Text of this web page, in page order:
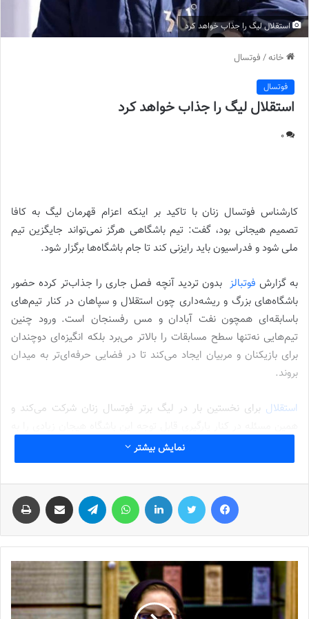
استقلال لیگ را جذاب خواهد کرد
خانه/ فوتسال
فوتسال
استقلال لیگ را جذاب خواهد کرد
0
کارشناس فوتسال زنان با تاکید بر اینکه اعزام قهرمان لیگ به کافا
تصمیم هیجانی بود، گفت: تیم باشگاهی هرگز نمی‌تواند جایگزین تیم
ملی شود و فدراسیون باید رایزنی کند تا جام باشگاه‌ها برگزار شود.
به گزارش فوتبالز بدون تردید آنچه فصل جاری را جذاب‌تر کرده حضور
باشگاه‌های بزرگ و ریشه‌داری چون استقلال و سپاهان در کنار تیم‌های
باسابقه‌ای همچون نفت آبادان و مس رفسنجان است. ورود چنین
تیم‌هایی نه‌تنها سطح مسابقات را بالاتر می‌برد بلکه انگیزه‌ای دوچندان
برای بازیکنان و مربیان ایجاد می‌کند تا در فضایی حرفه‌ای‌تر به میدان
بروند.
استقلال برای نخستین بار در لیگ برتر فوتسال زنان شرکت می‌کند و
مسابقات افزوده است. از سوی دیگر نفت آبادان طبق روال گذشته با
جذب بازیکنان باکیفیت خود را به‌عنوان یکی از مدعیان جدی معرفی
کرده و تیم‌های دیگری همچون رفسنجان نیز با برنامه‌های نقل‌وانتقالاتی
مناسب در پی کسب نتایج درخشان هستند. این تنوع مدعیان باعث
می‌شود لیگ از همان هفته‌های ابتدایی قهرمان مشخص نداشته باشد و
تماشاگران شاهد رقابتی نفس‌گیر تا هفته‌های پایانی باشند.
شرایط امسال سخت‌تر است
عاطفه رضایی
کارشناس فوتسال زنان درباره وضعیت فصل جدید
رقابت‌های لیگ برتر اظهار داشت: لیگ امسال با ۱۲ تیم آغاز می‌شود.
نمایش بیشتر